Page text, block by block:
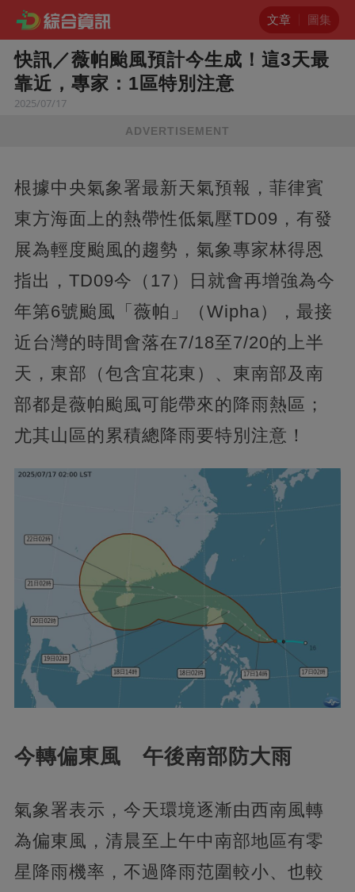
文章 圖集
快訊／薇帕颱風預計今生成！這3天最
靠近，專家：1區特別注意
2025/07/17
ADVERTISEMENT
根據中央氣象署最新天氣預報，菲律賓
東方海面上的熱帶性低氣壓TD09，有發
展為輕度颱風的趨勢，氣象專家林得恩
指出，TD09今（17）日就會再增強為今
年第6號颱風「薇帕」（Wipha），最接
近台灣的時間會落在7/18至7/20的上半
天，東部（包含宜花東）、東南部及南
部都是薇帕颱風可能帶來的降雨熱區；
尤其山區的累積總降雨要特別注意！
今轉偏東風 午後南部防大雨
氣象署表示，今天環境逐漸由西南風轉
為偏東風，清晨至上午中南部地區有零
星降雨機率，不過降雨范圍較小、也較